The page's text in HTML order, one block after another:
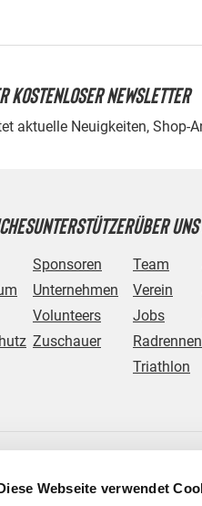
Webseite verwendet
KOSTENLOSER NEWSLETTER
aktuelle Neuigkeiten, Shop-
UNTERSTÜTZER
Sponsoren
Unternehmen
Volunteers
Zuschauer
ÜBER UNS
Team
Verein
Jobs
Radrennen
Triathlon